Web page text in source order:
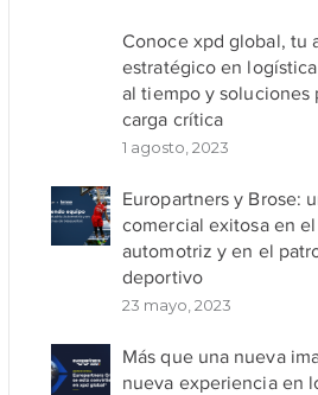
Conoce xpd global, tu
estratégico en
al tiempo y soluciones
carga crítica
1 agosto, 2023
Europartners y Brose:
comercial exitosa en
automotriz y en el
deportivo
23 mayo, 2023
Más que una nueva
nueva experiencia en